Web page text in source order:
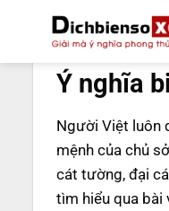
nội
Ý nghĩa
Người Việt luôn
mệnh của chủ
cát tường, đại
tìm hiểu qua bài